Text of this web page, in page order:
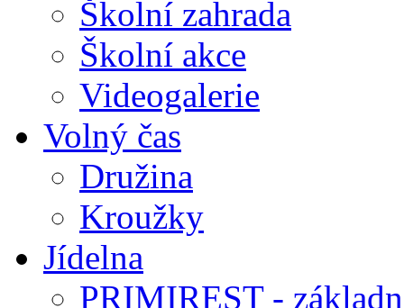
Školní zahrada
Školní akce
Videogalerie
Volný čas
Družina
Kroužky
Jídelna
PRIMIREST -